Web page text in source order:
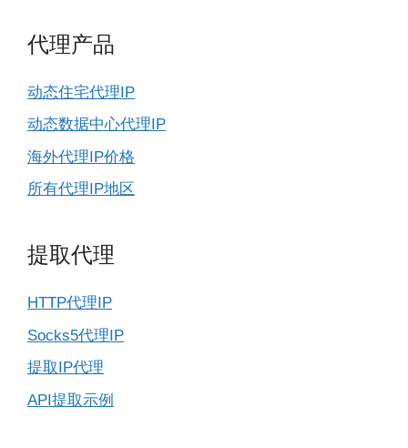
代理产品
动态住宅代理IP
动态数据中心代理IP
海外代理IP价格
所有代理IP地区
提取代理
HTTP代理IP
Socks5代理IP
提取IP代理
API提取示例